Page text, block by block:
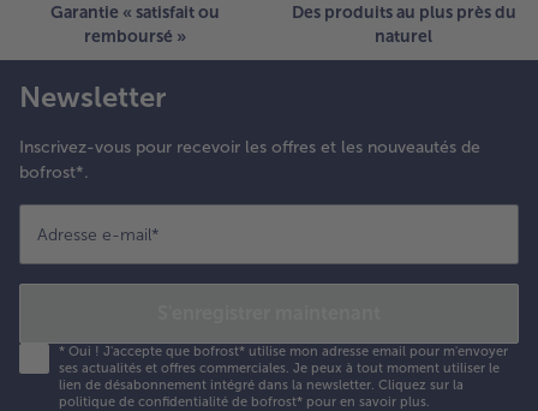
Garantie « satisfait ou
remboursé »
Des produits au plus près du
naturel
Newsletter
Inscrivez-vous pour recevoir les offres et les nouveautés de
bofrost*.
Adresse e-mail*
* Oui ! J'accepte que bofrost* utilise mon adresse email pour m'envoyer
ses actualités et offres commerciales. Je peux à tout moment utiliser le
lien de désabonnement intégré dans la newsletter. Cliquez sur la
politique de confidentialité de bofrost* pour en savoir plus.